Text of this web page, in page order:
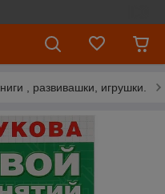
, развивашки, игрушки.